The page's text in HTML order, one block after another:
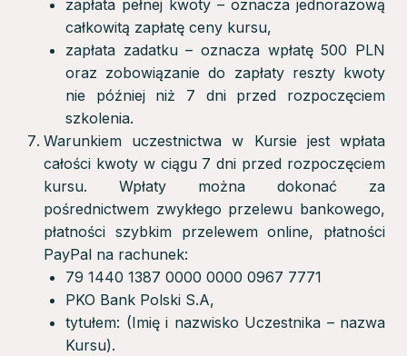
zapłata pełnej kwoty – oznacza jednorazową
całkowitą zapłatę ceny kursu,
zapłata zadatku – oznacza wpłatę 500 PLN
oraz zobowiązanie do zapłaty reszty kwoty
nie później niż 7 dni przed rozpoczęciem
szkolenia.
Warunkiem uczestnictwa w Kursie jest wpłata
całości kwoty w ciągu 7 dni przed rozpoczęciem
kursu. Wpłaty można dokonać za
pośrednictwem zwykłego przelewu bankowego,
płatności szybkim przelewem online, płatności
PayPal na rachunek:
79 1440 1387 0000 0000 0967 7771
PKO Bank Polski S.A,
tytułem: (Imię i nazwisko Uczestnika – nazwa
Kursu).